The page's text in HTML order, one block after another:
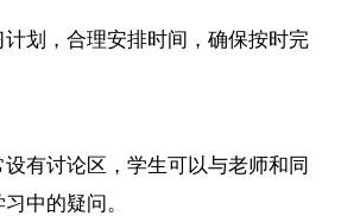
划，合理安排时间，确保按时完
有讨论区，学生可以与老师和同
中的疑问。